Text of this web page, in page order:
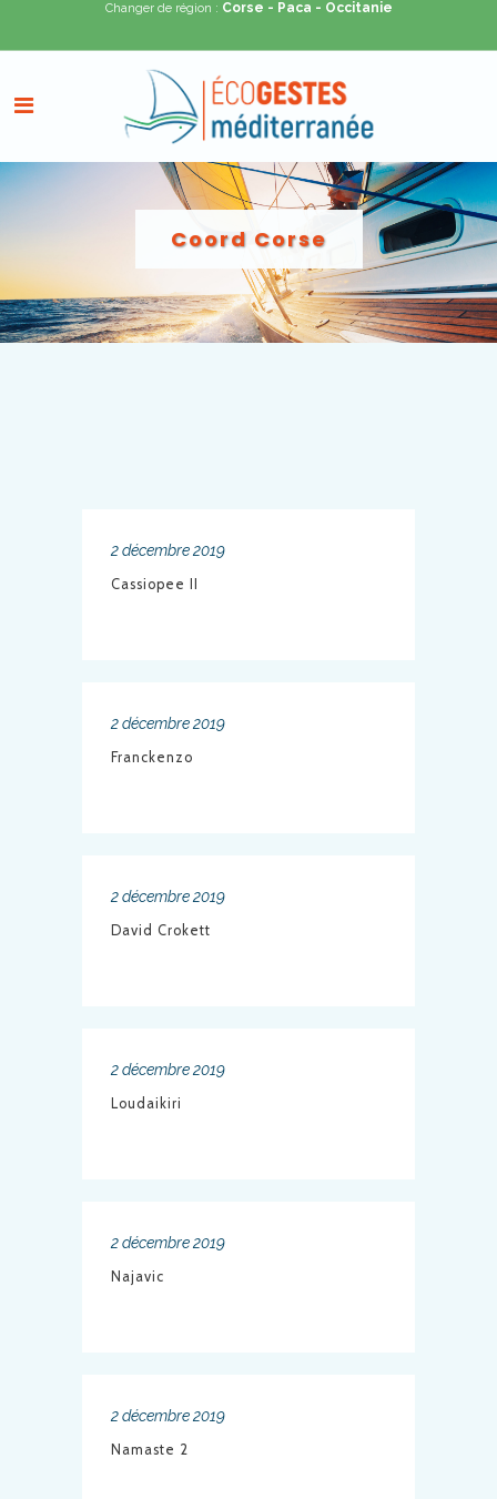
Changer de région : Corse - Paca - Occitanie
Coord Corse
2 décembre 2019
Cassiopee II
2 décembre 2019
Franckenzo
2 décembre 2019
David Crokett
2 décembre 2019
Loudaikiri
2 décembre 2019
Najavic
2 décembre 2019
Namaste 2